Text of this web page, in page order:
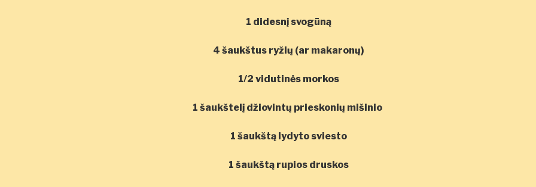
1 didesnį svogūną
4 šaukštus ryžių (ar makaronų)
1/2 vidutinės morkos
1 šaukštelį džiovintų prieskonių mišinio
1 šaukštą lydyto sviesto
1 šaukštą rupios druskos